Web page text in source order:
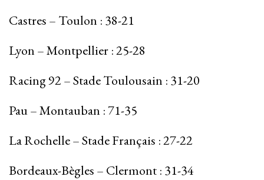
Castres – Toulon : 38-21
Lyon – Montpellier : 25-28
Racing 92 – Stade Toulousain : 31-20
Pau – Montauban : 71-35
La Rochelle – Stade Français : 27-22
Bordeaux-Bègles – Clermont : 31-34